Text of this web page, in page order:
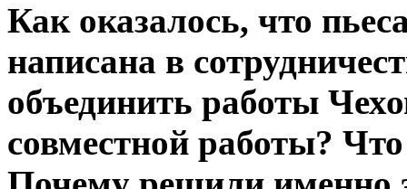
Как оказалось, что
написана в
объединить работы
совместной работы?